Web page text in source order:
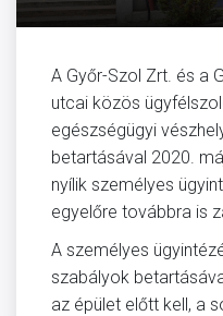
A Győr-Szol Zrt. és a
utcai közös
egészségügyi
betartásával 2020.
nyílik személyes
egyelőre továbbra is
A személyes
szabályok
az épület előtt kell, a